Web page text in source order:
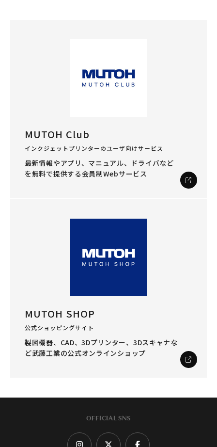
MUTOH Club
インクジェットプリンターのユーザ向けサービス
最新情報やアプリ、マニュアル、ドライバなど
を無料で提供する会員制Webサービス
MUTOH SHOP
公式ショッピングサイト
製図機器、CAD、3Dプリンター、3Dスキャナな
ど武藤工業の公式オンラインショップ
OFFICIAL SNS